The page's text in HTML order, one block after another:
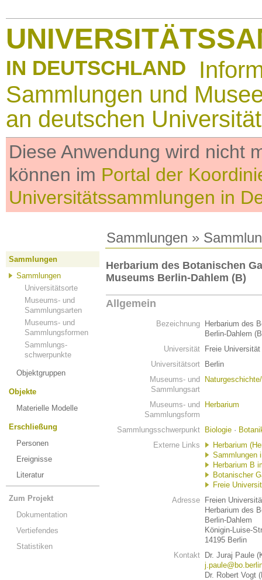
IN DEUTSCHLAND
Sammlungen und
an deutschen
Diese Anwendung wird nicht
können im Portal der
Universitätssammlungen in
Sammlungen »
Sammlungen
Sammlungen
Universitätsorte
Museums- und
Sammlungsarten
Museums- und
Sammlungsformen
Sammlungs-
schwerpunkte
Objektgruppen
Objekte
Materielle Modelle
Erschließung
Personen
Ereignisse
Literatur
Zum Projekt
Dokumentation
Vertiefendes
Statistiken
Herbarium des Botanischen
Museums Berlin-Dahlem (B)
Allgemein
Bezeichnung
Herbarium des
Berlin-Dahlem
Universität
Freie
Universitätsort
Berlin
Museums- und
Sammlungsart
Museums- und
Sammlungsform
Herbarium
Sammlungsschwerpunkt Biologie ·
Externe Links
Herbarium
Sammlungen
Herbarium B
Botanischer
Freie
Adresse
Freien
Herbarium des
Berlin-Dahlem
Königin-Luise-
14195 Berlin
Kontakt
Dr. Juraj Paule
Dr. Robert Vogt